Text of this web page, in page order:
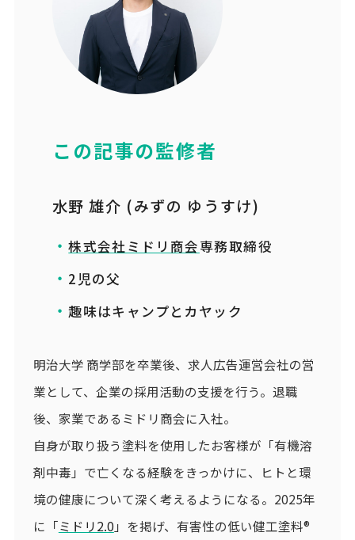
この記事の監修者
水野 雄介 (みずの ゆうすけ)
株式会社ミドリ商会専務取締役
2児の父
趣味はキャンプとカヤック
明治大学 商学部を卒業後、求人広告運営会社の営
業として、企業の採用活動の支援を行う。退職
後、家業であるミドリ商会に入社。
自身が取り扱う塗料を使用したお客様が「有機溶
剤中毒」で亡くなる経験をきっかけに、ヒトと環
境の健康について深く考えるようになる。2025年
に「ミドリ2.0 」を掲げ、有害性の低い健工塗料®